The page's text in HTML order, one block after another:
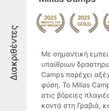
Διακριθέντες
Με σημαντική
υπαίθριων
Camps παρέχει
φύση. Το Milias
στις βόρειες
κοντά στη Γραβιά,